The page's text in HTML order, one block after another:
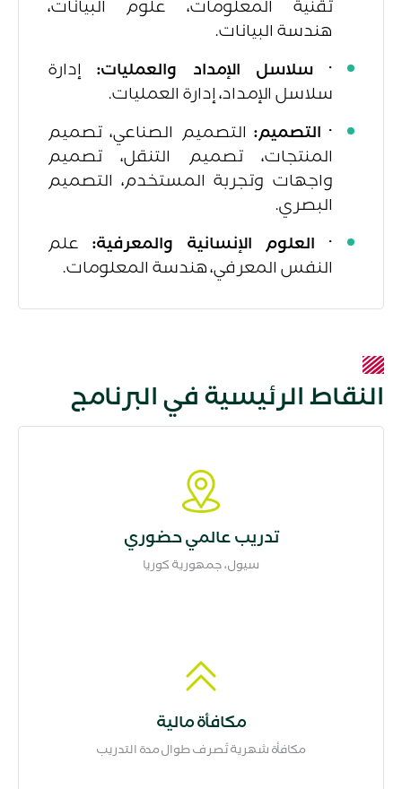
تقنية المعلومات، علوم البيانات،
هندسة البيانات.
·سلاسل الإمداد والعمليات: إدارة
سلاسل الإمداد، إدارة العمليات.
· التصميم: التصميم الصناعي، تصميم
المنتجات، تصميم التنقل، تصميم
واجهات وتجربة المستخدم، التصميم
البصري.
· العلوم الإنسانية والمعرفية: علم
النفس المعرفي، هندسة المعلومات.
النقاط الرئيسية في البرنامج
تدريب عالمي حضوري
سيول، جمهورية كوريا
مكافأة مالية
مكافأة شهرية تُصرف طوال مدة التدريب